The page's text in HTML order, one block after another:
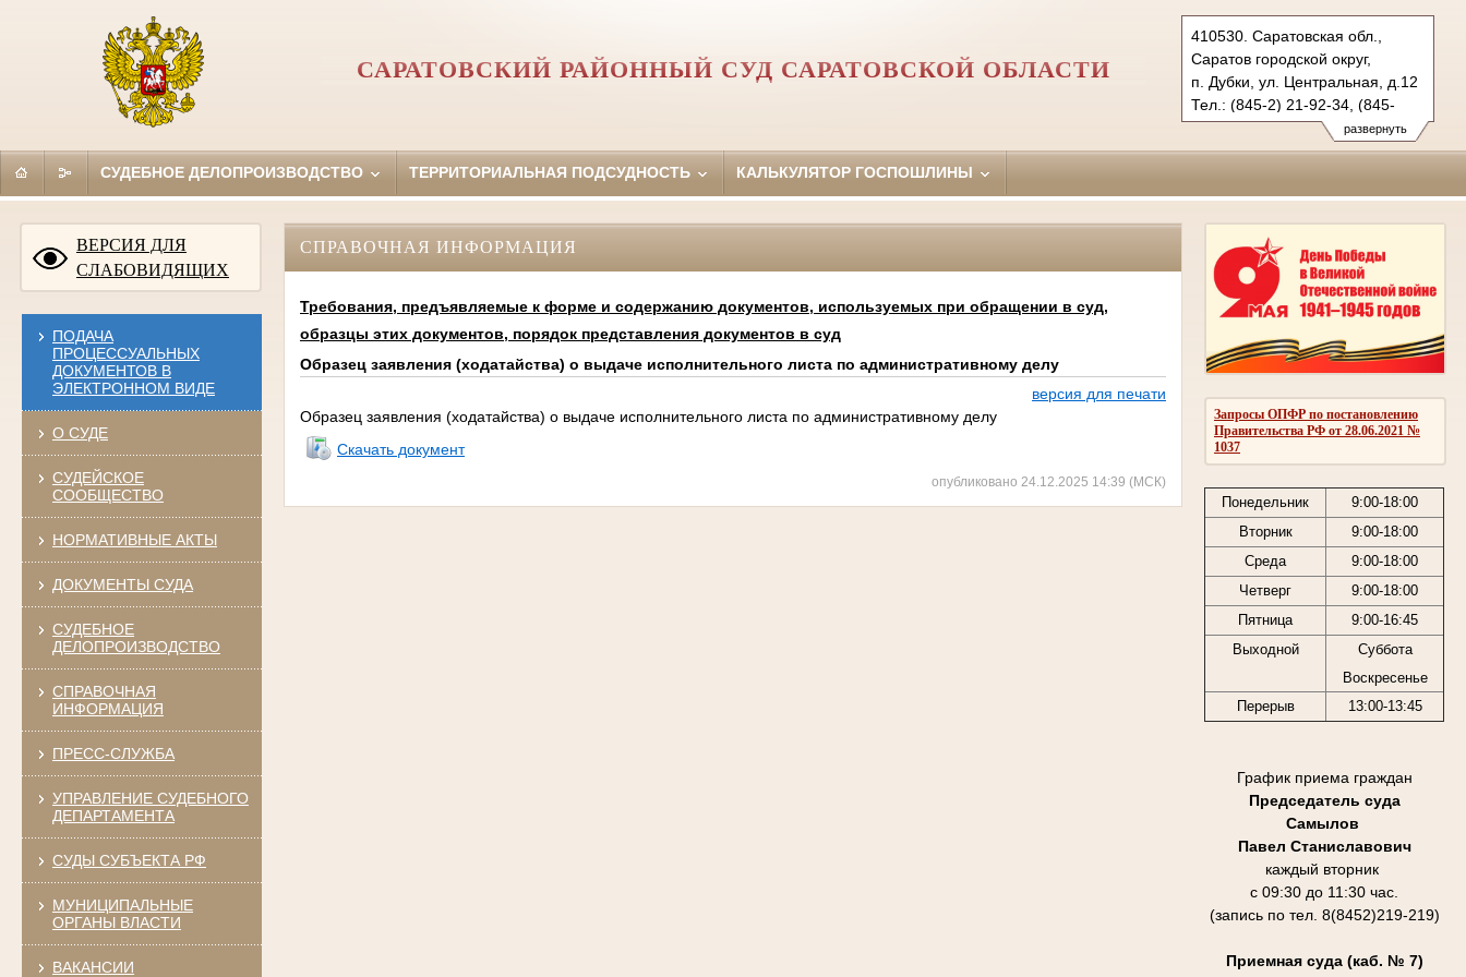
развернуть
410530. Саратовская обл.,
Саратов городской округ,
п. Дубки, ул. Центральная, д.12
Тел.: (845-2) 21-92-34, (845-
68) 2-28-04
saratovsky.sar@sudrf.ru
САРАТОВСКИЙ РАЙОННЫЙ СУД САРАТОВСКОЙ ОБЛАСТИ
СУДЕБНОЕ ДЕЛОПРОИЗВОДСТВО ТЕРРИТОРИАЛЬНАЯ ПОДСУДНОСТЬ КАЛЬКУЛЯТОР ГОСПОШЛИНЫ
ВЕРСИЯ ДЛЯ
СЛАБОВИДЯЩИХ
ПОДАЧА
ПРОЦЕССУАЛЬНЫХ
ДОКУМЕНТОВ В
ЭЛЕКТРОННОМ ВИДЕ
О СУДЕ
СУДЕЙСКОЕ
СООБЩЕСТВО
НОРМАТИВНЫЕ АКТЫ
ДОКУМЕНТЫ СУДА
СУДЕБНОЕ
ДЕЛОПРОИЗВОДСТВО
СПРАВОЧНАЯ
ИНФОРМАЦИЯ
ПРЕСС-СЛУЖБА
УПРАВЛЕНИЕ СУДЕБНОГО
ДЕПАРТАМЕНТА
СУДЫ СУБЪЕКТА РФ
МУНИЦИПАЛЬНЫЕ
ОРГАНЫ ВЛАСТИ
ВАКАНСИИ
Запросы ОПФР по постановлению
Правительства РФ от 28.06.2021 №
1037
Понедельник
9:00-18:00
Вторник
9:00-18:00
Среда
9:00-18:00
Четверг
9:00-18:00
Пятница
9:00-16:45
Выходной
Суббота
Воскресенье
Перерыв
13:00-13:45
График приема граждан
Председатель суда
Самылов
Павел Станиславович
каждый вторник
с 09:30 до 11:30 час.
(запись по тел. 8(8452)219-219)
Приемная суда (каб. № 7)
СПРАВОЧНАЯ ИНФОРМАЦИЯ
Требования, предъявляемые к форме и содержанию документов, используемых при обращении в суд,
образцы этих документов, порядок представления документов в суд
Образец заявления (ходатайства) о выдаче исполнительного листа по административному делу
версия для печати
Образец заявления (ходатайства) о выдаче исполнительного листа по административному делу
Скачать документ
опубликовано 24.12.2025 14:39 (МСК)